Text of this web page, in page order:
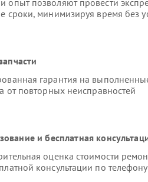
позволяют провести
сроки, минимизируя время без
гарантия на
от повторных неисправностей
и бесплатная
оценка стоимости
консультации по